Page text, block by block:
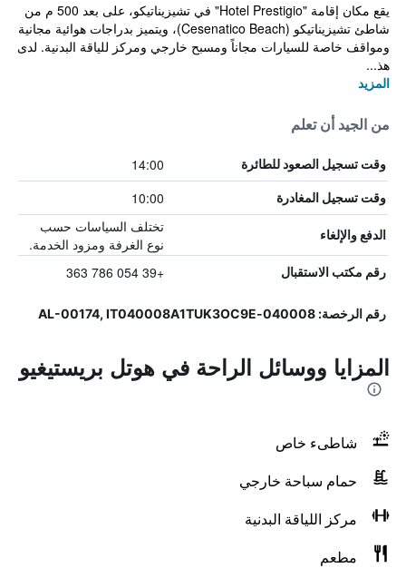
يقع مكان إقامة "Hotel Prestigio" في تشيزيناتيكو، على بعد 500 م من
شاطئ تشيزيناتيكو (Cesenatico Beach)، ويتميز بدراجات هوائية مجانية
ومواقف خاصة للسيارات مجاناً ومسبح خارجي ومركز للياقة البدنية. لدى
هذ...
المزيد
من الجيد أن تعلم
وقت تسجيل الصعود للطائرة 14:00
وقت تسجيل المغادرة 10:00
الدفع والإلغاء
تختلف السياسات حسب
نوع الغرفة ومزود الخدمة.
رقم مكتب الاستقبال +39 054 786 363
رقم الرخصة: 040008-AL-00174, IT040008A1TUK3OC9E
المزايا ووسائل الراحة في هوتل بريستيغيو
شاطىء خاص
حمام سباحة خارجي
مركز اللياقة البدنية
مطعم